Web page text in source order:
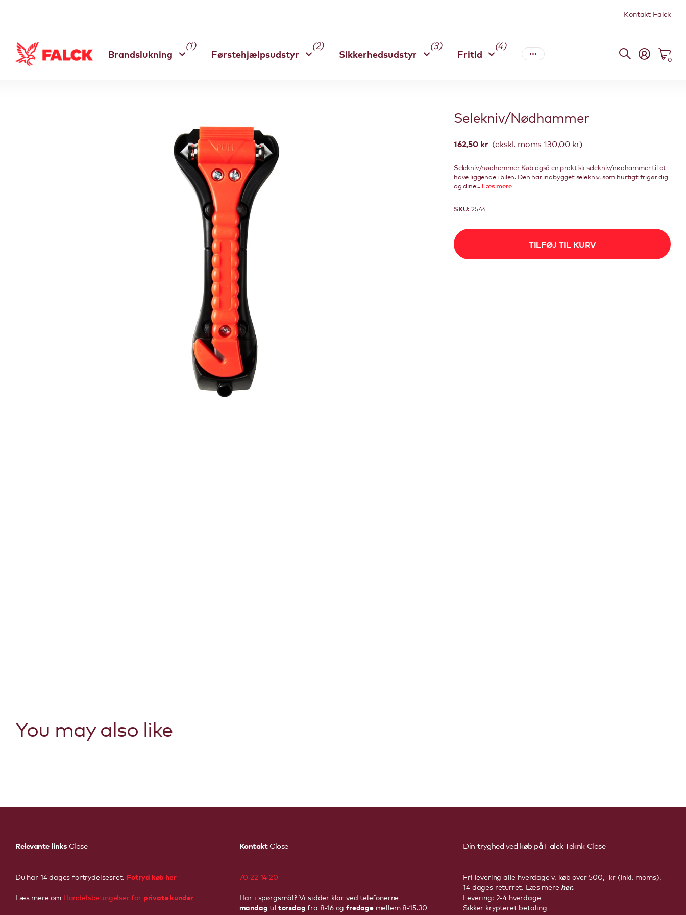
Kontakt Falck
Brandslukning
(1)
Førstehjælpsudstyr
(2)
Sikkerhedsudstyr
(3)
Fritid
(4)
0
Selekniv/Nødhammer
162,50 kr (ekskl. moms 130,00 kr)
Selekniv/nødhammer Køb også en praktisk selekniv/nødhammer til at
have liggende i bilen. Den har indbygget selekniv, som hurtigt frigør dig
og dine... Læs mere
SKU: 2544
TILFØJ TIL KURV
You may also like
Relevante links Close
Du har 14 dages fortrydelsesret. Fotryd køb her
Læs mere om Handelsbetingelser for private kunder
Kontakt Close
70 22 14 20
Har i spørgsmål? Vi sidder klar ved telefonerne
mandag til torsdag fra 8-16 ogfredagemellem 8-15.30
Din tryghed ved køb på Falck Teknk Close
Fri levering alle hverdage v. køb over 500,- kr (inkl. moms).
14 dages returret. Læs mere her.
Levering: 2-4 hverdage
Sikker krypteret betaling